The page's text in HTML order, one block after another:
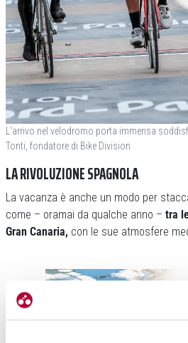
L’arrivo nel velodromo porta immensa
Tonti, fondatore di Bike Division
LA RIVOLUZIONE SPAGNOLA
La vacanza è anche un modo per
come – oramai da qualche anno – tra
Gran Canaria, con le sue atmosfere